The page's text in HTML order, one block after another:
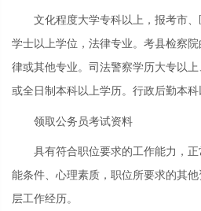
文化程度大学专科以上，报考市
学士以上学位，法律专业。考县检察
律或其他专业。司法警察学历大专以
或全日制本科以上学历。行政后勤本科
领取公务员考试资料
具有符合职位要求的工作能力，
能条件、心理素质，职位所要求的其
层工作经历。